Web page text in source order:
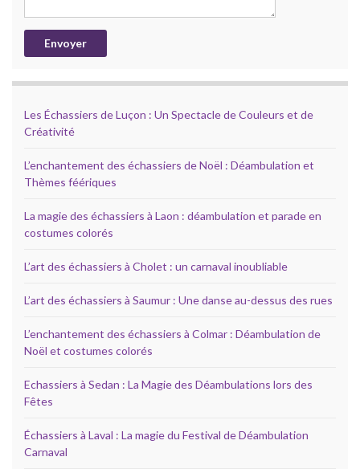
Les Échassiers de Luçon : Un Spectacle de Couleurs et de
Créativité
L’enchantement des échassiers de Noël : Déambulation et
Thèmes féériques
La magie des échassiers à Laon : déambulation et parade en
costumes colorés
L’art des échassiers à Cholet : un carnaval inoubliable
L’art des échassiers à Saumur : Une danse au-dessus des rues
L’enchantement des échassiers à Colmar : Déambulation de
Noël et costumes colorés
Echassiers à Sedan : La Magie des Déambulations lors des
Fêtes
Échassiers à Laval : La magie du Festival de Déambulation
Carnaval